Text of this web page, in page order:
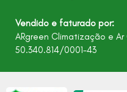
Vendido e faturado por:
ARgreen Climatização e
50.340.814/0001-43